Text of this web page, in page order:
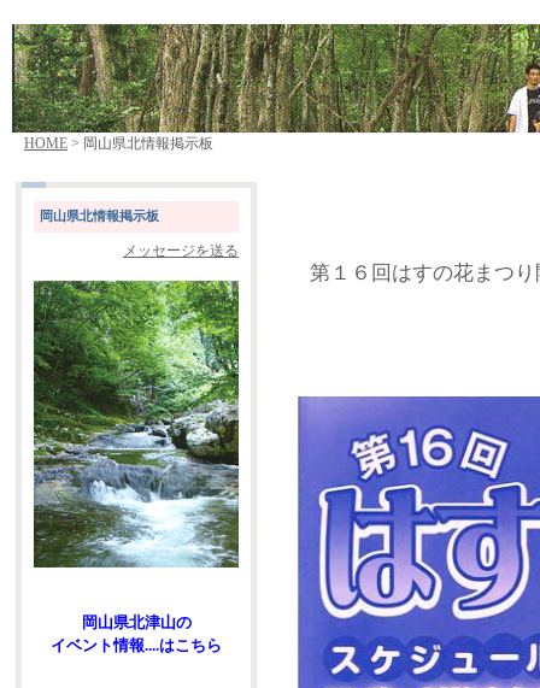
HOME > 岡山県北情報掲示板
岡山県北情報掲示板
メッセージを送る
岡山県北津山の
イベント情報....はこちら
第１６回はすの花まつ